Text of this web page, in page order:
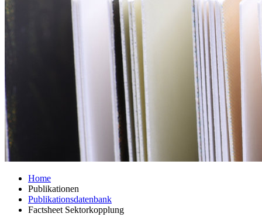
Home
Publikationen
Publikationsdatenbank
Factsheet Sektorkopplung